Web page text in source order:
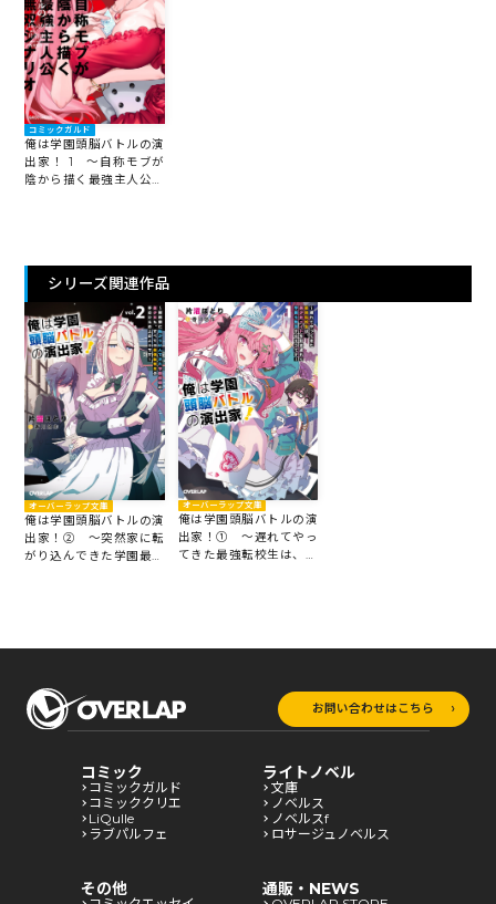
コミックガルド
俺は学園頭脳バトルの演
出家！ 1 ～自称モブが
陰から描く最強主人公無
シリーズ関連作品
オーバーラップ文庫
俺は学園頭脳バトルの演
出家！② ～突然家に転
がり込んできた学園最弱
オーバーラップ文庫
俺は学園頭脳バトルの演
出家！① ～遅れてやっ
てきた最強転校生は、美
お問い合わせはこちら
コミック
コミックガルド
コミッククリエ
LiQulle
ラブパルフェ
ライトノベル
文庫
ノベルス
ノベルスf
ロサージュノベルス
その他 通販・NEWS